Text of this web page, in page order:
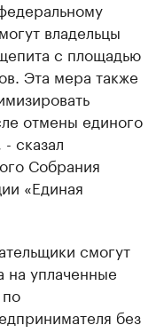
владельцы
с площадью
Эта мера также
отмены единого
сказал
Собрания
«Единая
смогут
на уплаченные
без